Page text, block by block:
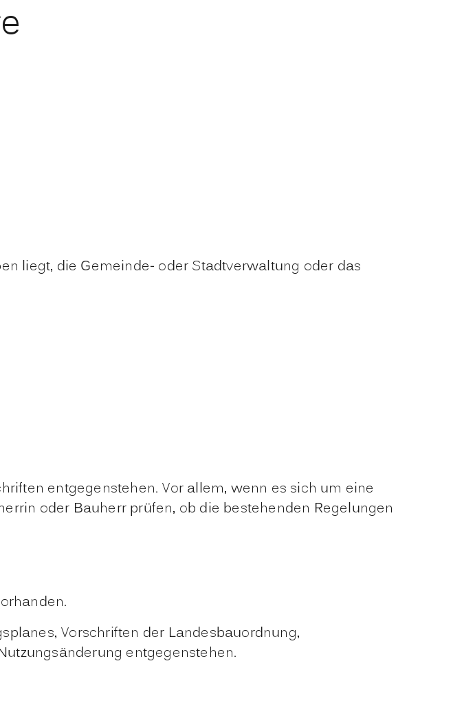
liegt, die Gemeinde- oder Stadtverwaltung oder das
entgegenstehen. Vor allem, wenn es sich um eine
oder Bauherr prüfen, ob die bestehenden Regelungen
Vorschriften der Landesbauordnung,
entgegenstehen.